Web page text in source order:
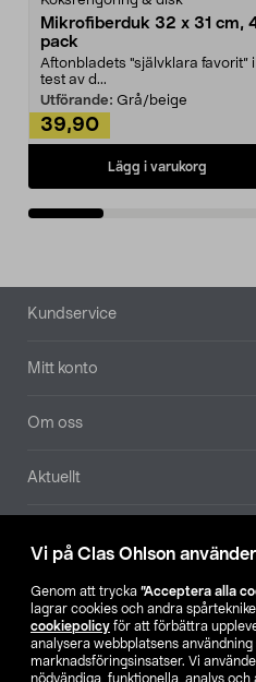
Vi på Clas Ohlson
Genom att trycka ”Acceptera alla
lagrar cookies och andra
cookiepolicy för att förbättra
analysera webbplatsens
marknadsföringsinsatser. Vi
nödvändiga, funktionella, analys
Mikrofiberduk 32 x 31 cm,
pack
Aftonbladets "självklara favorit” i
test av d...
Utförande: Grå/beige
39,90
Lägg i varukorg
Sidfot
Kundservice
Mitt konto
Om oss
Aktuellt
SE NO